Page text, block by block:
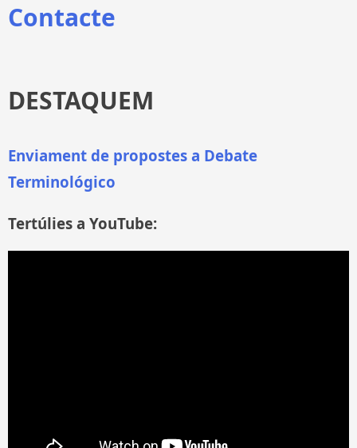
Contacte
DESTAQUEM
Enviament de propostes a Debate
Terminológico
Tertúlies a YouTube: